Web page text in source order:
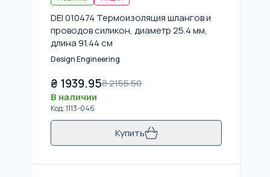
DEI 010474 Термоизоляция шлангов и
проводов силикон, диаметр 25.4 мм,
длина 91.44 см
Design Engineering
₴ 1939.95₴2155.50
В наличии
Код:1113-046
Купить